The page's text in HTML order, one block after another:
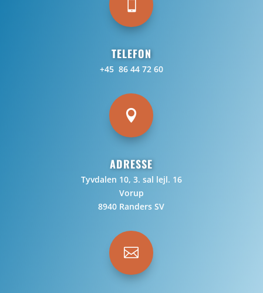

TELEFON
+45 86 44 72 60

ADRESSE
Tyvdalen 10, 3. sal lejl. 16
Vorup
8940 Randers SV
